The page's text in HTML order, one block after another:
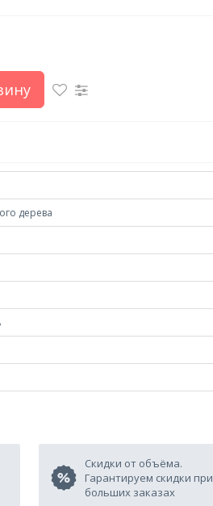
дерева
Скидки от объёма.
Гарантируем скидки при
больших заказах